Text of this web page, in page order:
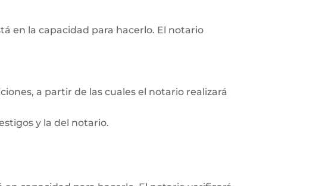
en la capacidad para hacerlo. El notario
a partir de las cuales el notario realizará
y la del notario.